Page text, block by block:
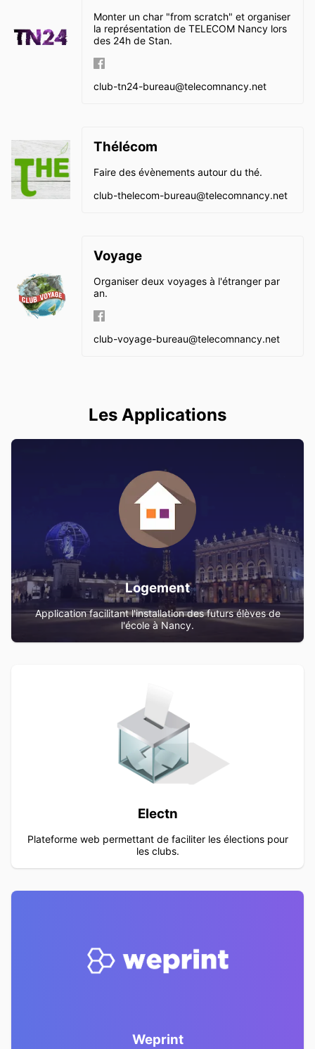
Monter un char "from scratch" et organiser
la représentation de TELECOM Nancy lors
des 24h de Stan.
club-tn24-bureau@telecomnancy.net
Thélécom
Faire des évènements autour du thé.
club-thelecom-bureau@telecomnancy.net
Voyage
Organiser deux voyages à l'étranger par
an.
club-voyage-bureau@telecomnancy.net
Les Applications
Logement
Application facilitant l'installation des futurs élèves de
l'école à Nancy.
Electn
Plateforme web permettant de faciliter les élections pour
les clubs.
Weprint